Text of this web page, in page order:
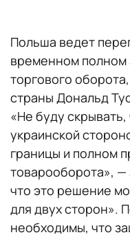
Польша ведет
временном полном
торгового оборота,
страны Дональд
«Не буду
украинской
границы и полном
товарооборота», —
что это решение
для двух сторон».
необходимы, что